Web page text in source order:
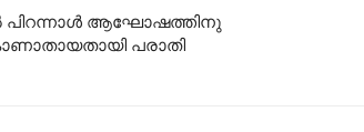
പിറന്നാള്‍ ആഘോഷത്തിനു
പരാതി